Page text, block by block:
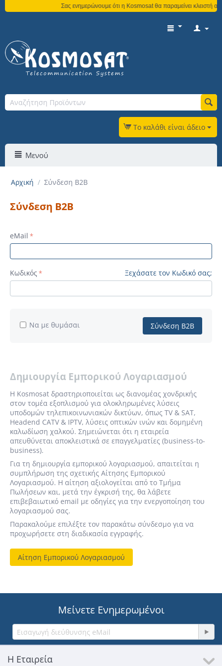
Σας ενημερώνουμε ότι η Kosmosat θα παραμείνει κλειστή
Το καλάθι είναι άδειο
Μενού
Αρχική / Σύνδεση B2B
Σύνδεση B2B
eMail
Κωδικός Ξεχάσατε τον Κωδικό σας;
Σύνδεση B2B
Να με θυμάσαι
Δημιουργία Εμπορικού Λογαριασμού
Η Kosmosat δραστηριοποιείται ως διανομέας χονδρικής
στον τομέα εξοπλισμού για ολοκληρωμένες λύσεις
υποδομών τηλεπικοινωνιακών δικτύων, όπως TV & SAT,
Headend CATV & IPTV, λύσεις οπτικών ινών και δομημένη
καλωδίωση χαλκού. Σημειώνεται ότι η εταιρεία
απευθύνεται αποκλειστικά σε επαγγελματίες (business-to-
business).
Για τη δημιουργία εμπορικού λογαριασμού, απαιτείται η
συμπλήρωση της σχετικής Αίτησης Εμπορικού
Λογαριασμού. Η αίτηση αξιολογείται από το Τμήμα
Πωλήσεων και, μετά την έγκρισή της, θα λάβετε
επιβεβαιωτικό email με οδηγίες για την ενεργοποίηση του
λογαριασμού σας.
Παρακαλούμε επιλέξτε τον παρακάτω σύνδεσμο για να
προχωρήσετε στη διαδικασία εγγραφής.
Αίτηση Εμπορικού Λογαριασμού
Μείνετε Ενημερωμένοι
Η Εταιρεία